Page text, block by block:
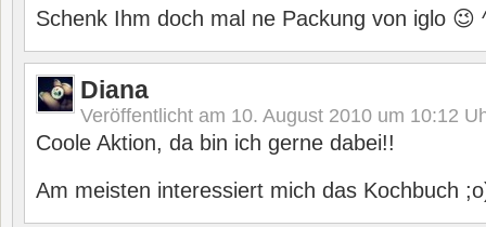
Schenk Ihm doch mal ne Packung von iglo 😉
Diana
Veröffentlicht am 10. August 2010 um 10:12
Coole Aktion, da bin ich gerne dabei!!
Am meisten interessiert mich das Kochbuch